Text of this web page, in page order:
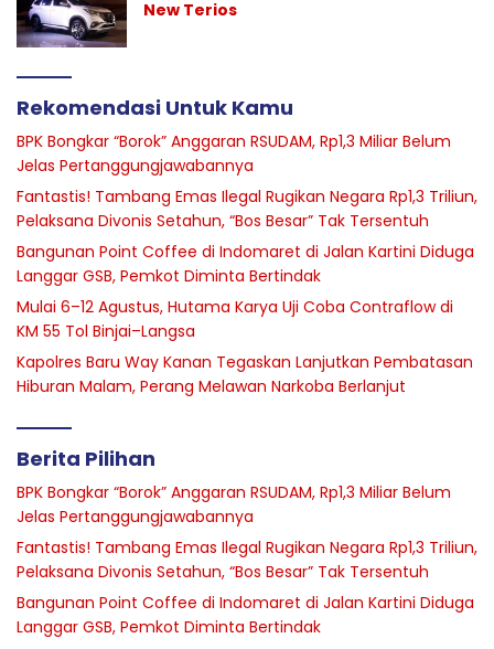
New Terios
Rekomendasi Untuk Kamu
BPK Bongkar “Borok” Anggaran RSUDAM, Rp1,3 Miliar Belum
Jelas Pertanggungjawabannya
Fantastis! Tambang Emas Ilegal Rugikan Negara Rp1,3 Triliun,
Pelaksana Divonis Setahun, “Bos Besar” Tak Tersentuh
Bangunan Point Coffee di Indomaret di Jalan Kartini Diduga
Langgar GSB, Pemkot Diminta Bertindak
Mulai 6–12 Agustus, Hutama Karya Uji Coba Contraflow di
KM 55 Tol Binjai–Langsa
Kapolres Baru Way Kanan Tegaskan Lanjutkan Pembatasan
Hiburan Malam, Perang Melawan Narkoba Berlanjut
Berita Pilihan
BPK Bongkar “Borok” Anggaran RSUDAM, Rp1,3 Miliar Belum
Jelas Pertanggungjawabannya
Fantastis! Tambang Emas Ilegal Rugikan Negara Rp1,3 Triliun,
Pelaksana Divonis Setahun, “Bos Besar” Tak Tersentuh
Bangunan Point Coffee di Indomaret di Jalan Kartini Diduga
Langgar GSB, Pemkot Diminta Bertindak